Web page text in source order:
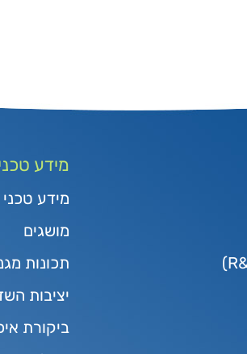
מידע
מידע
מושגים
תכונות
יציבות
ביקורת